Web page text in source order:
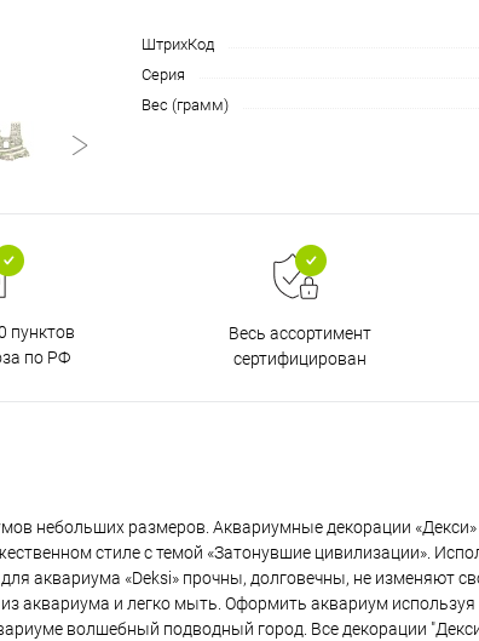
ШтрихКод
Серия
Вес (грамм)
пунктов
по РФ
Весь ассортимент
сертифицирован
небольших размеров. Аквариумные декорации
стиле с темой «Затонувшие цивилизации».
аквариума «Deksi» прочны, долговечны, не изменяют
аквариума и легко мыть. Оформить аквариум
волшебный подводный город. Все декорации